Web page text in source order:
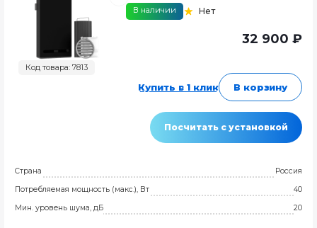
Код товара: 7813
В наличии Нет
32 900 ₽
Купить в 1 клик В корзину
Посчитать с установкой
Страна
Россия
Потребляемая мощность (макс.), Вт
40
Мин. уровень шума, дБ
20